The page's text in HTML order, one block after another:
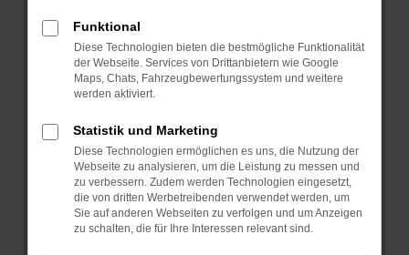
anderen Browser oder in einem privaten
Fenster?
Starte dein Gerät neu.
vorübergehende Probleme zu beheben.
Stelle sicher, dass dein Browser und dein
Betriebssystem auf dem neuesten Stand
sind.
Veraltete Software birgt nicht nur ein
Funktional
Diese Technologien bieten die bestmögliche Funktionalität
der Webseite. Services von Drittanbietern wie Google
Maps, Chats, Fahrzeugbewertungssystem und weitere
werden aktiviert.
Statistik und Marketing
Diese Technologien ermöglichen es uns, die Nutzung der
Webseite zu analysieren, um die Leistung zu messen und
zu verbessern. Zudem werden Technologien eingesetzt,
die von dritten Werbetreibenden verwendet werden, um
Sie auf anderen Webseiten zu verfolgen und um Anzeigen
zu schalten, die für Ihre Interessen relevant sind.